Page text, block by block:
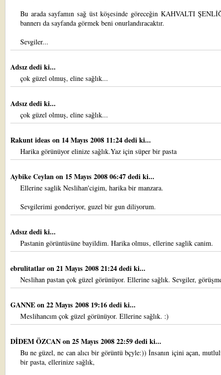
Bu arada sayfamın sağ üst köşesinde göreceğin KAHVALTI
bannerı da sayfanda görmek beni onurlandıracaktır.
Sevgiler...
Adsız dedi ki...
çok güzel olmuş, eline sağlık...
Adsız dedi ki...
çok güzel olmuş, eline sağlık...
Rakunt ideas on 14 Mayıs 2008 11:24 dedi ki...
Harika görünüyor elinize sağlık.Yaz için süper bir pasta
Aybike Ceylanon 15 Mayıs 2008 06:47 dedi ki...
Ellerine saglik Neslihan'cigim, harika bir manzara.
Sevgilerimi gonderiyor, guzel bir gun diliyorum.
Adsız dedi ki...
Pastanin görüntüsüne bayildim. Harika olmus, ellerine saglik canim.
ebrulitatlaron 21 Mayıs 2008 21:24 dedi ki...
Neslihan pastan çok güzel görünüyor. Ellerine sağlık. Sevgiler,
GANNEon 22 Mayıs 2008 19:16 dedi ki...
Meslihancım çok güzel görünüyor. Ellerine sağlık. :)
DİDEM ÖZCANon 25 Mayıs 2008 22:59 dedi ki...
Bu ne güzel, ne can alıcı bir görüntü bçyle:)) İnsanın içini açan,
bir pasta, ellerinize sağlık,